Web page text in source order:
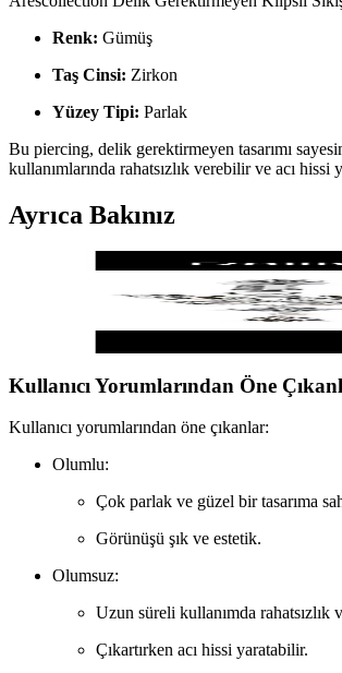
Renk: Gümüş
Taş Cinsi: Zirkon
Yüzey Tipi: Parlak
Bu piercing, delik gerektirmeyen tasarımı
kullanımlarında rahatsızlık verebilir ve acı
Ayrıca Bakınız
Arescollection Sahte Göbek
Arescollection'in delik gerektirmeyen klipsli ve
Kullanıcı Yorumlarından Öne
Kullanıcı yorumlarından öne çıkanlar:
Olumlu:
Çok parlak ve güzel bir tasarıma
Görünüşü şık ve estetik.
Olumsuz:
Uzun süreli kullanımda rahatsızlık
Çıkartırken acı hissi yaratabilir.